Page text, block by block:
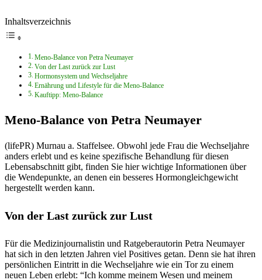
Inhaltsverzeichnis
Meno-Balance von Petra Neumayer
Von der Last zurück zur Lust
Hormonsystem und Wechseljahre
Ernährung und Lifestyle für die Meno-Balance
Kauftipp: Meno-Balance
Meno-Balance von Petra Neumayer
(lifePR) Murnau a. Staffelsee. Obwohl jede Frau die Wechseljahre
anders erlebt und es keine spezifische Behandlung für diesen
Lebensabschnitt gibt, finden Sie hier wichtige Informationen über
die Wendepunkte, an denen ein besseres Hormongleichgewicht
hergestellt werden kann.
Von der Last zurück zur Lust
Für die Medizinjournalistin und Ratgeberautorin Petra Neumayer
hat sich in den letzten Jahren viel Positives getan. Denn sie hat ihren
persönlichen Eintritt in die Wechseljahre wie ein Tor zu einem
neuen Leben erlebt: “Ich komme meinem Wesen und meinem